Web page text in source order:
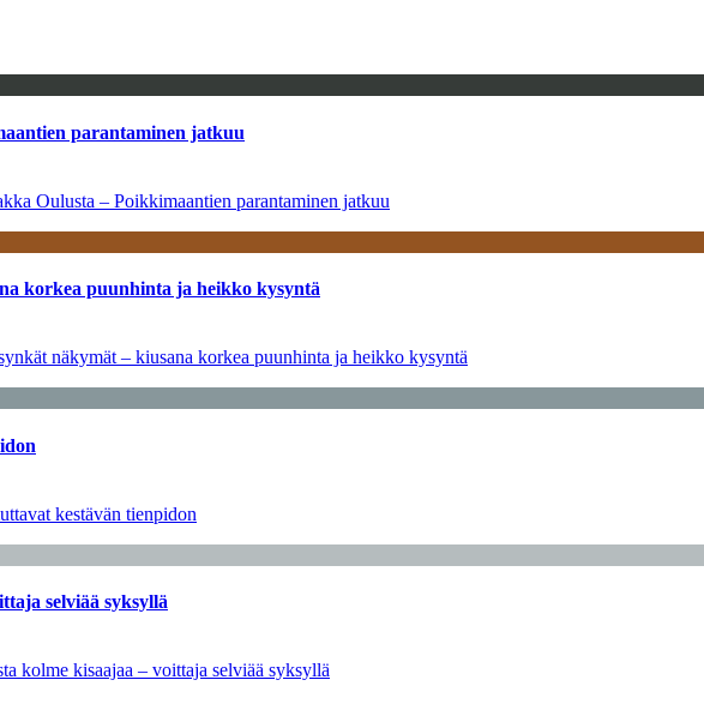
parantaminen jatkuu
Oulusta – Poikkimaantien parantaminen jatkuu
korkea puunhinta ja heikko kysyntä
näkymät – kiusana korkea puunhinta ja heikko kysyntä
kestävän tienpidon
selviää syksyllä
kolme kisaajaa – voittaja selviää syksyllä